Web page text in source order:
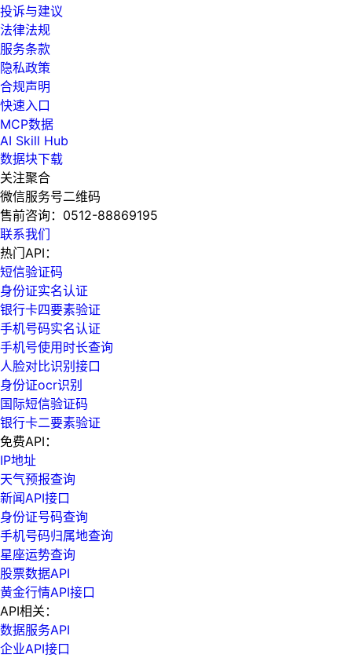
投诉与建议
法律法规
服务条款
隐私政策
合规声明
快速入口
MCP数据
AI Skill Hub
数据块下载
关注聚合
微信服务号二维码
售前咨询： 0512-88869195
联系我们
热门API：
短信验证码
身份证实名认证
银行卡四要素验证
手机号码实名认证
手机号使用时长查询
人脸对比识别接口
身份证ocr识别
国际短信验证码
银行卡二要素验证
免费API：
IP地址
天气预报查询
新闻API接口
身份证号码查询
手机号码归属地查询
星座运势查询
股票数据API
黄金行情API接口
API相关：
数据服务API
企业API接口